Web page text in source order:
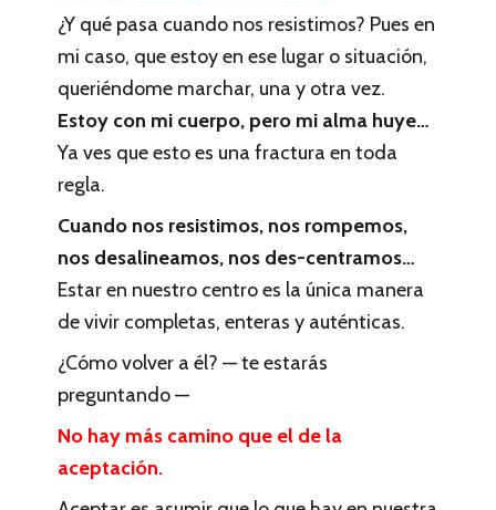
¿Y qué pasa cuando nos resistimos? Pues en
mi caso, que estoy en ese lugar o situación,
queriéndome marchar, una y otra vez.
Estoy con mi cuerpo, pero mi alma huye…
Ya ves que esto es una fractura en toda
regla.
Cuando nos resistimos, nos rompemos,
nos desalineamos, nos des-centramos…
Estar en nuestro centro es la única manera
de vivir completas, enteras y auténticas.
¿Cómo volver a él? — te estarás
preguntando —
No hay más camino que el de la
aceptación.